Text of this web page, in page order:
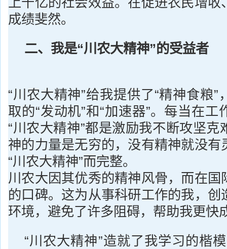
成绩斐然。
二、我是“川农大精神”的受益者
“川农大精神”给我提供了“精神食粮
取的“发动机”和“加速器”。每当在
“川农大精神”都是激励我不断攻坚克
神的力量是无穷的，没有精神就没有
“川农大精神”而完整。
川农大因其优秀的精神风骨，而在国
的口碑。这为从事科研工作的我，创
环境，避免了许多阻碍，帮助我更快
“川农大精神”造就了我学习的楷